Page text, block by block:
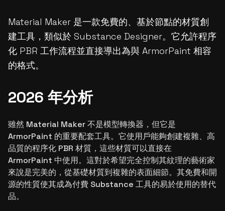
Material Maker 是一款免費的、基於節點的材質創
建工具，類似於 Substance Designer。它允許程序
化 PBR 工作流程並直接導出為與 ArmorPaint 相容
的格式。
2026 年分析
雖然 Material Maker 不是模型轉換器，但它是
ArmorPaint 的重要配套工具。它使用戶能夠創建複雜、高
品質的程序化 PBR 材質，這些材質可以直接在
ArmorPaint 中使用。這對於希望完全控制其紋理的藝術家
來說是完美的，從基礎材質到複雜的表面細節。其免費和開
源的性質使其成為付費 Substance 工具的易於使用的替代
品。